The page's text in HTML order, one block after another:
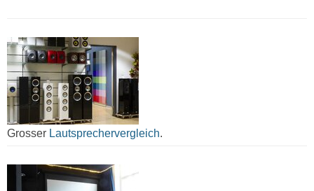
Grosser Lautsprechervergleich.